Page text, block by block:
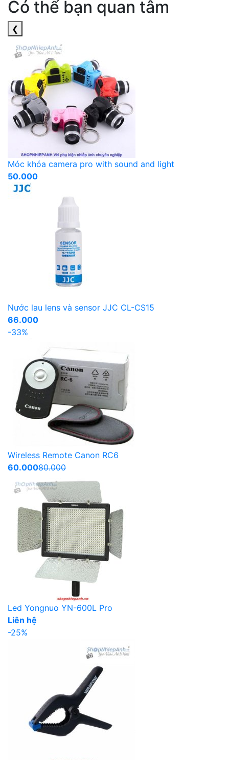
Có thể bạn quan tâm
❮
Móc khóa camera pro with sound and light
50.000
Nước lau lens và sensor JJC CL-CS15
66.000
-33%
Wireless Remote Canon RC6
60.00080.000
Led Yongnuo YN-600L Pro
Liên hệ
-25%